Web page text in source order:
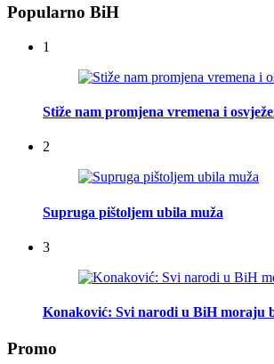
Popularno BiH
1
Stiže nam promjena vremena i
2
Supruga pištoljem ubila muža
3
Konaković: Svi narodi u BiH moraju
Promo